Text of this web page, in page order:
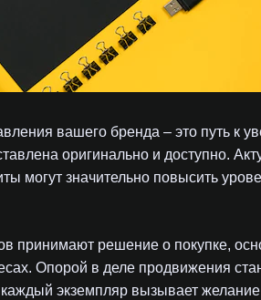
вашего бренда – это путь к
оригинально и доступно.
могут значительно повысить
принимают решение о покупке,
Опорой в деле продвижения
каждый экземпляр вызывает желание